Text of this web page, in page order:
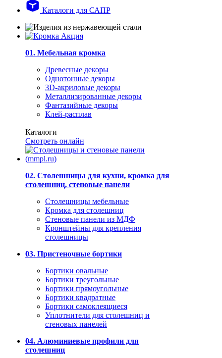
Каталоги для САПР
01. Мебельная кромка
Древесные декоры
Однотонные декоры
3D-акриловые декоры
Металлизированные декоры
Фантазийные декоры
Клей-расплав
Каталоги
Смотреть онлайн
02. Столешницы для кухни, кромка для
столешниц, стеновые панели
Столешницы мебельные
Кромка для столешниц
Стеновые панели из МДФ
Кронштейны для крепления
столешницы
03. Пристеночные бортики
Бортики овальные
Бортики треугольные
Бортики прямоугольные
Бортики квадратные
Бортики самоклеящиеся
Уплотнители для столешниц и
стеновых панелей
04. Алюминиевые профили для
столешниц